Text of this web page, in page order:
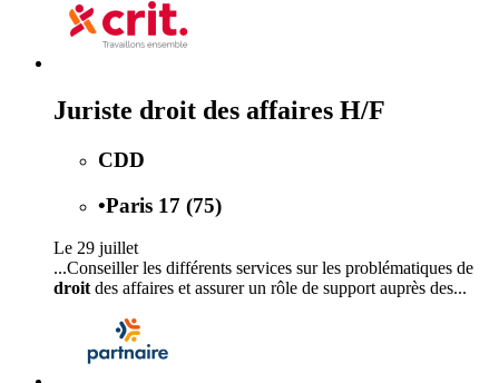
Juriste droit des affaires H/F
CDD
•Paris 17 (75)
Le 29 juillet
...Conseiller les différents services sur les problématiques de
droit des affaires et assurer un rôle de support auprès des...